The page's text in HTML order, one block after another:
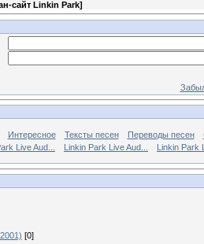
сайт Linkin Park]
Интересное Тексты песен Переводы песен
Live Aud... Linkin Park Live Aud... Linkin Park
[0]